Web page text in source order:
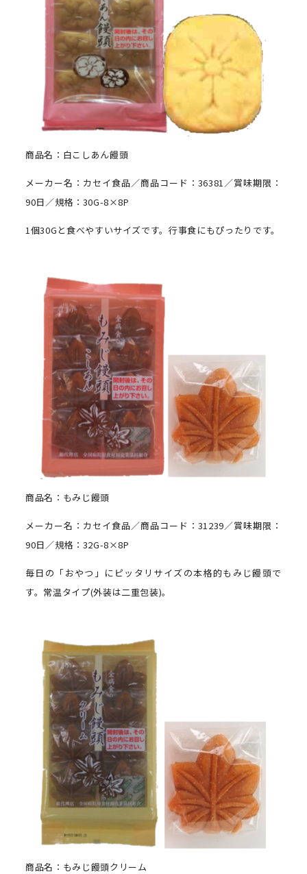
商品名：白こしあん饅頭
メーカー名：カセイ食品／商品コード：36381／賞味期限：
90日／規格：30G-8×8P
1個30Gと食べやすいサイズです。行事食にもぴったりです。
商品名：もみじ饅頭
メーカー名：カセイ食品／商品コード：31239／賞味期限：
90日／規格：32G-8×8P
毎日の「おやつ」にピッタリサイズの本格的もみじ饅頭で
す。常温タイプ(外装は二重包装)。
商品名：もみじ饅頭クリーム